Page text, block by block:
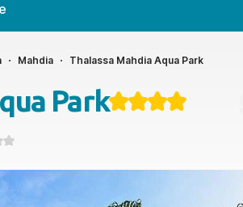
Mahdia Thalassa Mahdia Aqua Park
Park